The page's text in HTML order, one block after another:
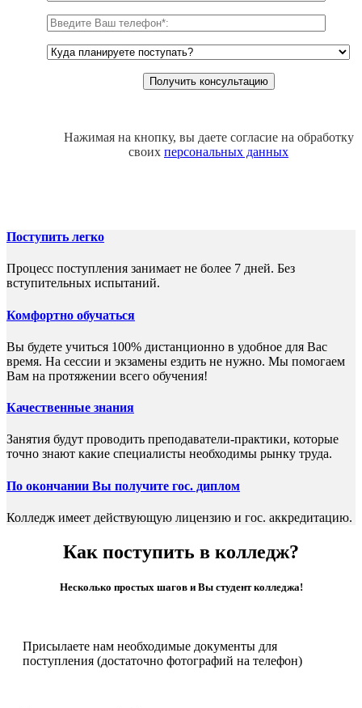
Нажимая на кнопку, вы даете согласие на обработку
своих персональных данных
Поступить легко
Процесс поступления занимает не более 7 дней. Без
вступительных испытаний.
Комфортно обучаться
Вы будете учиться 100% дистанционно в удобное для Вас
время. На сессии и экзамены ездить не нужно. Мы помогаем
Вам на протяжении всего обучения!
Качественные знания
Занятия будут проводить преподаватели-практики, которые
точно знают какие специалисты необходимы рынку труда.
По окончании Вы получите гос. диплом
Колледж имеет действующую лицензию и гос. аккредитацию.
Как поступить в колледж?
Несколько простых шагов и Вы студент колледжа!
Присылаете нам необходимые документы для
поступления (достаточно фотографий на телефон)